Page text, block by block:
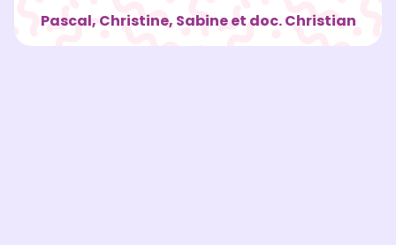
Pascal, Christine, Sabine et doc. Christian